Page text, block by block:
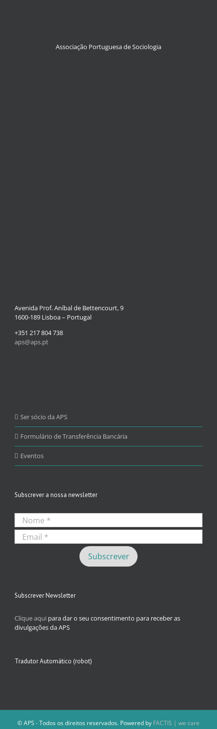
Associação Portuguesa de Sociologia
Avenida Prof. Aníbal de Bettencourt, 9
1600-189 Lisboa – Portugal
+351 217 804 738
aps@aps.pt
Ser sócio da APS
Formulário de Transferência Bancária
Eventos
Subscrever a nossa newsletter
Subscrever Newsletter
Clique aqui para dar o seu consentimento para receber as
divulgações da APS
Tradutor Automático (robot)
© APS - Todos os direitos reservados. Powered by FACTIS | we care